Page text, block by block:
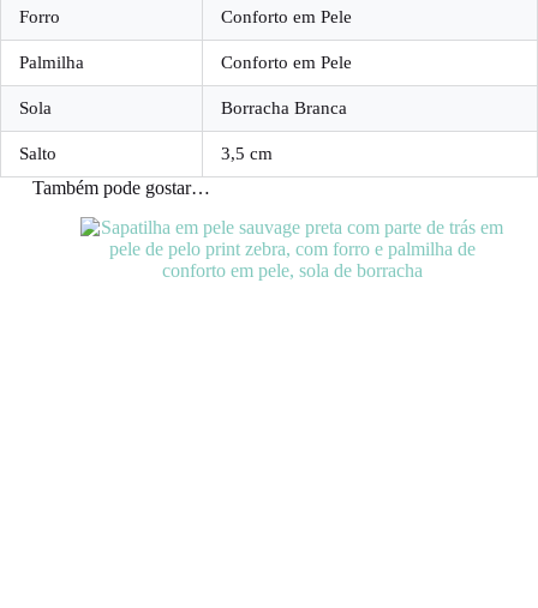
Forro Conforto em Pele
Palmilha Conforto em Pele
Sola Borracha Branca
Salto 3,5 cm
Também pode gostar…